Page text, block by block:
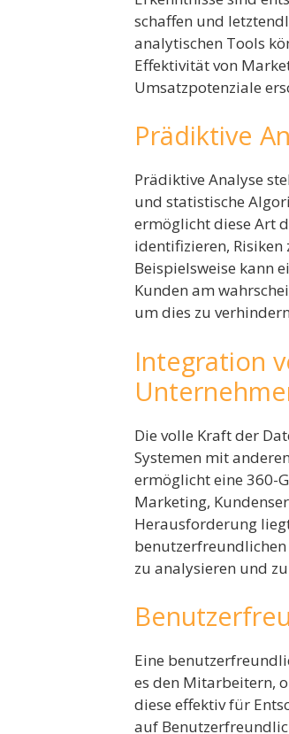
schaffen und
analytischen Tools
Effektivität von
Umsatzpotenziale
Prädiktive
Prädiktive Analyse
und statistische
ermöglicht diese Art
identifizieren,
Beispielsweise kann
Kunden am
um dies zu
Integration
Die volle Kraft der
Systemen mit
ermöglicht eine 360-
Marketing,
Herausforderung
zu analysieren und
Eine
es den Mitarbeitern,
diese effektiv für
auf